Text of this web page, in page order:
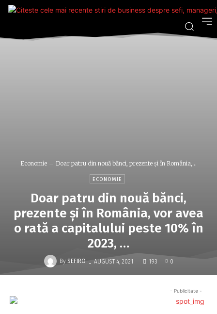
Economie Doar patru din nouă bănci, prezente şi în România,...
ECONOMIE
Doar patru din nouă bănci,
prezente şi în România, vor avea
o rată a capitalului peste 10% în
2023, …
By SEFIRO - AUGUST 4, 2021 193 0
- Publicitate -